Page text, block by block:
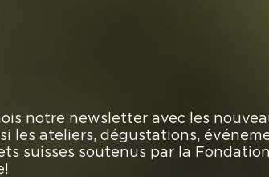
notre newsletter avec les
les ateliers, dégustations,
suisses soutenus par la